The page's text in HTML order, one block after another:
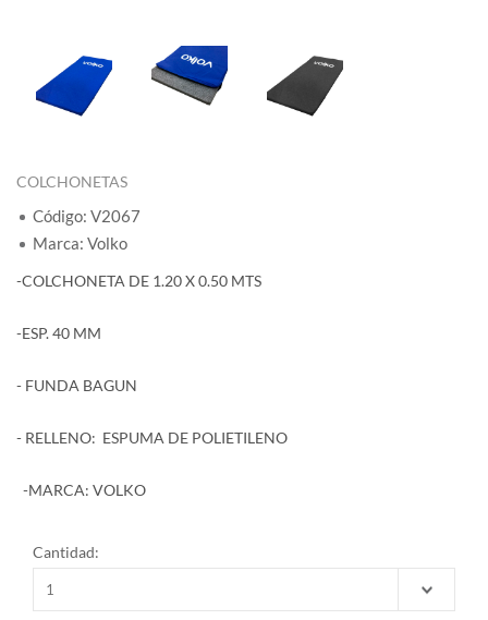
COLCHONETAS
Código: V2067
Marca: Volko
-COLCHONETA DE 1.20 X 0.50 MTS
-ESP. 40 MM
- FUNDA BAGUN
- RELLENO: ESPUMA DE POLIETILENO
-MARCA: VOLKO
Cantidad: